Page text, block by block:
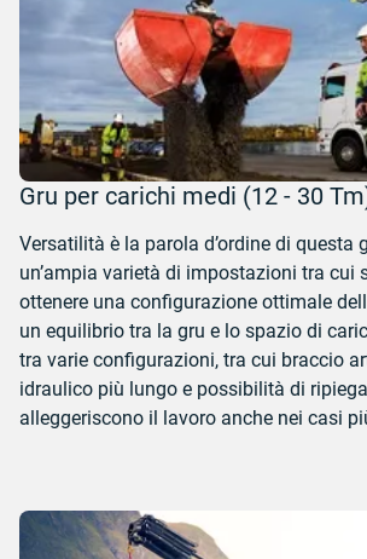
Gru per carichi medi (12 - 30
Versatilità è la parola d’ordine di questa
un’ampia varietà di impostazioni tra cui
ottenere una configurazione ottimale
un equilibrio tra la gru e lo spazio di
tra varie configurazioni, tra cui braccio
idraulico più lungo e possibilità di
alleggeriscono il lavoro anche nei casi